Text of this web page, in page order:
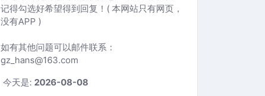
记得勾选好希望得到回复！( 本网站只有网页，
没有APP )
如有其他问题可以邮件联系：
gz_hans@163.com
今天是: 2026-08-08